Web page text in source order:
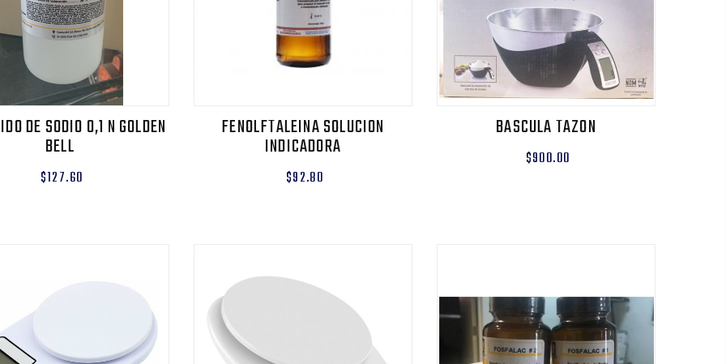
DE SODIO 0,1 N GOLDEN
BELL
$127.60
FENOLFTALEINA SOLUCION
INDICADORA
$92.80
BASCULA TAZON
$900.00